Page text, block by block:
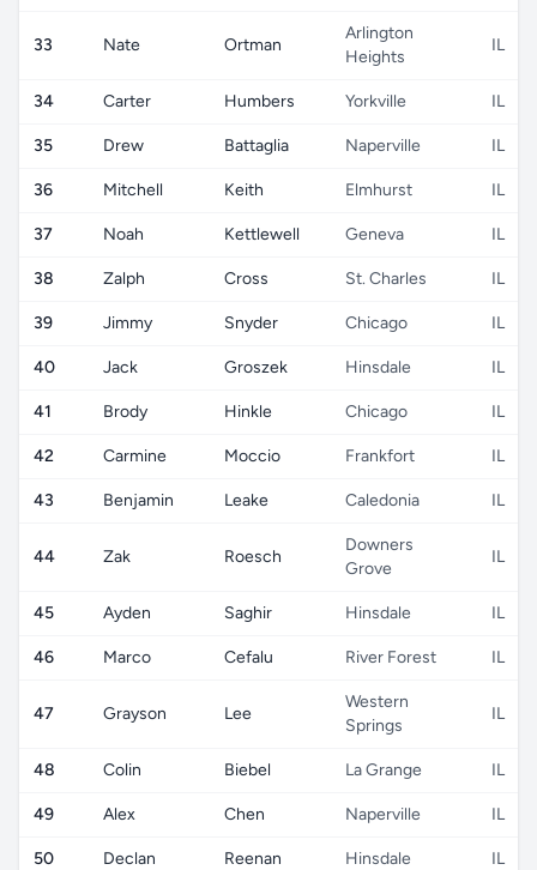
33 Nate Ortman
Arlington
Heights
IL
34 Carter Humbers Yorkville IL
35 Drew Battaglia Naperville IL
36 Mitchell Keith Elmhurst IL
37 Noah Kettlewell Geneva IL
38 Zalph Cross St. Charles IL
39 Jimmy Snyder Chicago IL
40 Jack Groszek Hinsdale IL
41 Brody Hinkle Chicago IL
42 Carmine Moccio Frankfort IL
43 Benjamin Leake Caledonia IL
44 Zak Roesch
Downers
Grove
IL
45 Ayden Saghir Hinsdale IL
46 Marco Cefalu River Forest IL
47 Grayson Lee
Western
Springs
IL
48 Colin Biebel La Grange IL
49 Alex Chen Naperville IL
50 Declan Reenan Hinsdale IL